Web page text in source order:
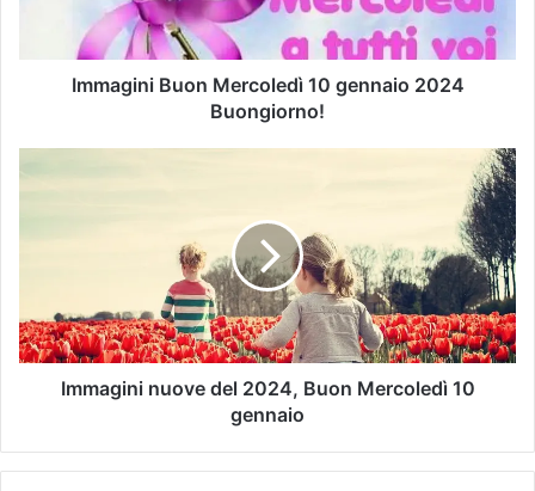
Immagini Buon Mercoledì 10 gennaio 2024
Buongiorno!
Immagini nuove del 2024, Buon Mercoledì 10
gennaio